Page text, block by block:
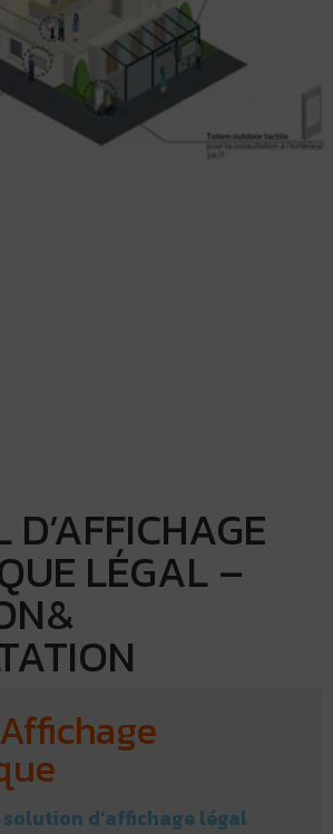
D’AFFICHAGE
LÉGAL –
solution d’affichage légal